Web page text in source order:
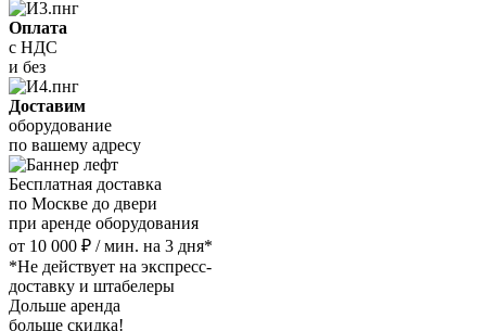
Оплата
с НДС
и без
Доставим
оборудование
по вашему адресу
Бесплатная доставка
по Москве до двери
при аренде оборудования
от 10 000 ₽ / мин. на 3 дня*
*Не действует на экспресс-
доставку и штабелеры
Дольше аренда
больше скидка!